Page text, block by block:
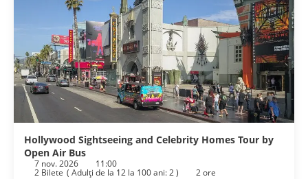
Hollywood Sightseeing and Celebrity Homes Tour by
Open Air Bus
7 nov. 2026 11:00
2 Bilete ( Adulţi de la 12 la 100 ani: 2)
2 ore